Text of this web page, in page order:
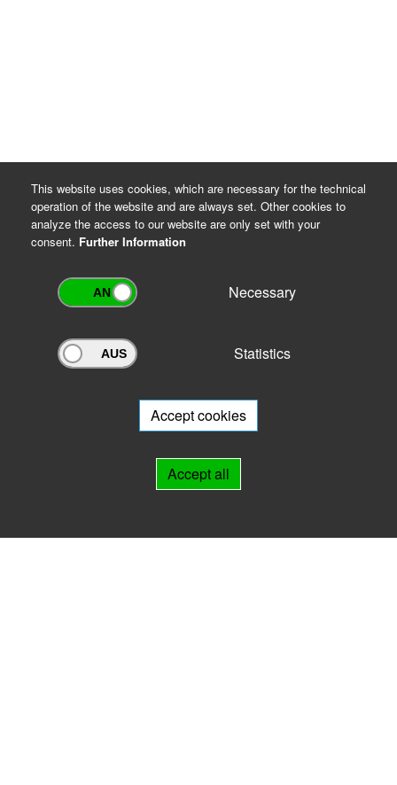
Archivportal Thüringen
will be happy to advise you.
This website uses cookies, which are necessary for the technical
operation of the website and are always set. Other cookies to
analyze the access to our website are only set with your
consent. Further Information
Necessary
Statistics
Accept cookies
Accept all